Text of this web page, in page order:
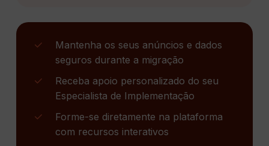
Mantenha os seus anúncios e dados
seguros durante a migração
Receba apoio personalizado do seu
Especialista de Implementação
Forme-se diretamente na plataforma
com recursos interativos